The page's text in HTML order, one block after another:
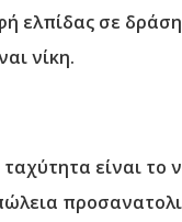
ελπίδας σε
νίκη.
είναι το